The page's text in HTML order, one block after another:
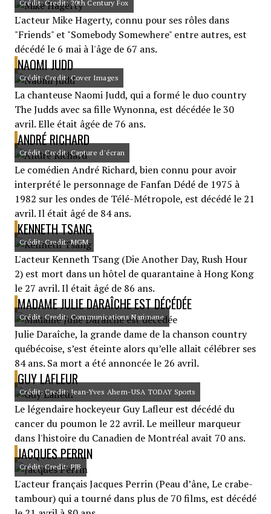
Crédit: Credit: 20th Century Fox
L'acteur Mike Hagerty, connu pour ses rôles dans
"Friends" et "Somebody Somewhere" entre autres, est
décédé le 6 mai à l'âge de 67 ans.
NAOMI JUDD
Crédit: Credit: Cover Images
La chanteuse Naomi Judd, qui a formé le duo country
The Judds avec sa fille Wynonna, est décédée le 30
avril. Elle était âgée de 76 ans.
ANDRÉ RICHARD
Crédit: Credit: Capture d'écran
Le comédien André Richard, bien connu pour avoir
interprété le personnage de Fanfan Dédé de 1975 à
1982 sur les ondes de Télé-Métropole, est décédé le 21
avril. Il était âgé de 84 ans.
KENNETH TSANG
Crédit: Credit: MGM
L'acteur Kenneth Tsang (Die Another Day, Rush Hour
2) est mort dans un hôtel de quarantaine à Hong Kong
le 27 avril. Il était âgé de 86 ans.
MADAME JULIE DARAÎCHE EST DÉCÉDÉE
Crédit: Credit: Communications Narimane
Julie Daraîche, la grande dame de la chanson country
québécoise, s’est éteinte alors qu’elle allait célébrer ses
84 ans. Sa mort a été annoncée le 26 avril.
GUY LAFLEUR
Crédit: Credit: Jean-Yves Ahern-USA TODAY Sports
Le légendaire hockeyeur Guy Lafleur est décédé du
cancer du poumon le 22 avril. Le meilleur marqueur
dans l'histoire du Canadien de Montréal avait 70 ans.
JACQUES PERRIN
Crédit: Credit: PJB
L'acteur français Jacques Perrin (Peau d’âne, Le crabe-
tambour) qui a tourné dans plus de 70 films, est décédé